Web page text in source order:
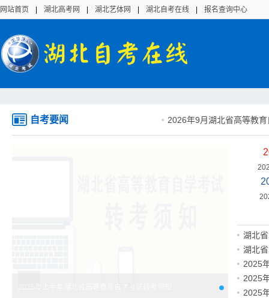
网站首页 湖北高考网 湖北艺体网 湖北自考在线 报名查询中心
自考要闻 2026年9月湖北省高等教
湖北
湖北
2025
2025
2025